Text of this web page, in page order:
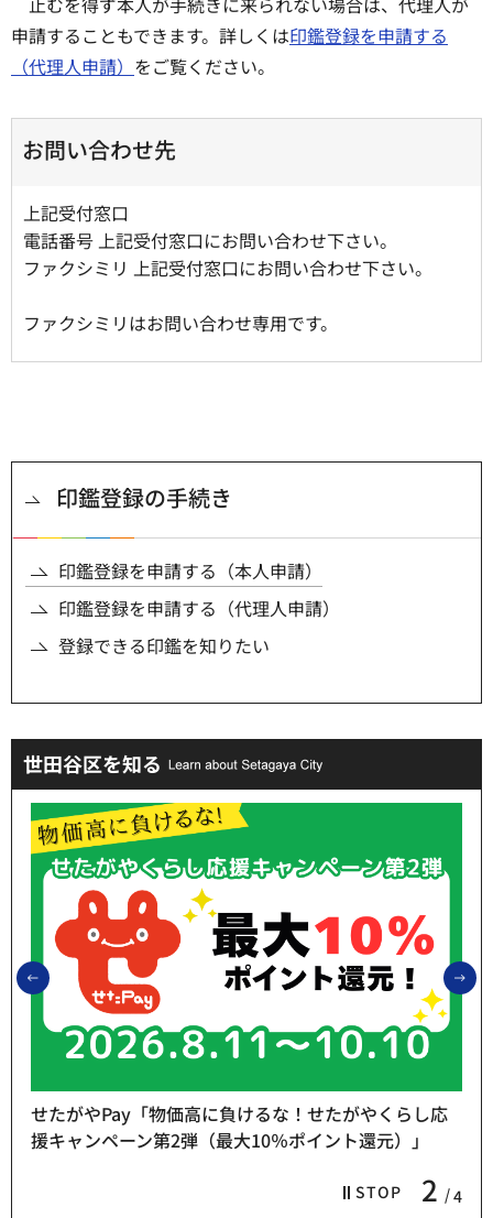
申請することもできます。詳しくは印鑑登録を申請する
（代理人申請） をご覧ください。
お問い合わせ先
上記受付窓口
電話番号 上記受付窓口にお問い合わせ下さい。
ファクシミリ 上記受付窓口にお問い合わせ下さい。
ファクシミリはお問い合わせ専用です。
印鑑登録の手続き
印鑑登録を申請する（本人申請）
印鑑登録を申請する（代理人申請）
登録できる印鑑を知りたい
世田谷区を知る
前のスライドを表示
STOP 2 4
せたがやPay「物価高に負けるな！せたがやくらし応
援キャンペーン第2弾（最大10％ポイント還元）」